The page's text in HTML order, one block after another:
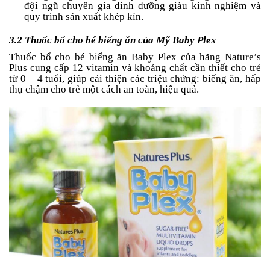
đội ngũ chuyên gia dinh dưỡng giàu kinh nghiệm và
quy trình sản xuất khép kín.
3.2 Thuốc bổ cho bé biếng ăn của Mỹ Baby Plex
Thuốc bổ cho bé biếng ăn Baby Plex của hãng Nature’s
Plus cung cấp 12 vitamin và khoáng chất cần thiết cho trẻ
từ 0 – 4 tuổi, giúp cải thiện các triệu chứng: biếng ăn, hấp
thụ chậm cho trẻ một cách an toàn, hiệu quả.